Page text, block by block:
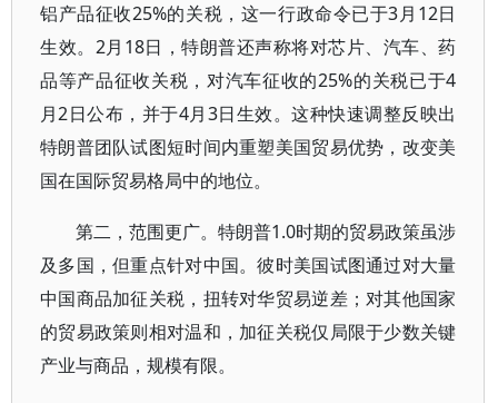
铝产品征收25%的关税，这一行政命令已于3月12日
生效。2月18日，特朗普还声称将对芯片、汽车、药
品等产品征收关税，对汽车征收的25%的关税已于4
月2日公布，并于4月3日生效。这种快速调整反映出
特朗普团队试图短时间内重塑美国贸易优势，改变美
国在国际贸易格局中的地位。
第二，范围更广。特朗普1.0时期的贸易政策虽涉
及多国，但重点针对中国。彼时美国试图通过对大量
中国商品加征关税，扭转对华贸易逆差；对其他国家
的贸易政策则相对温和，加征关税仅局限于少数关键
产业与商品，规模有限。